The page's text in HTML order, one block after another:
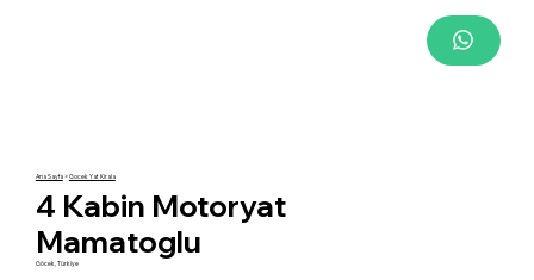
Ana Sayfa>Gocek Yat Kirala
4 Kabin Motoryat
Mamatoglu
Göcek, Türkiye